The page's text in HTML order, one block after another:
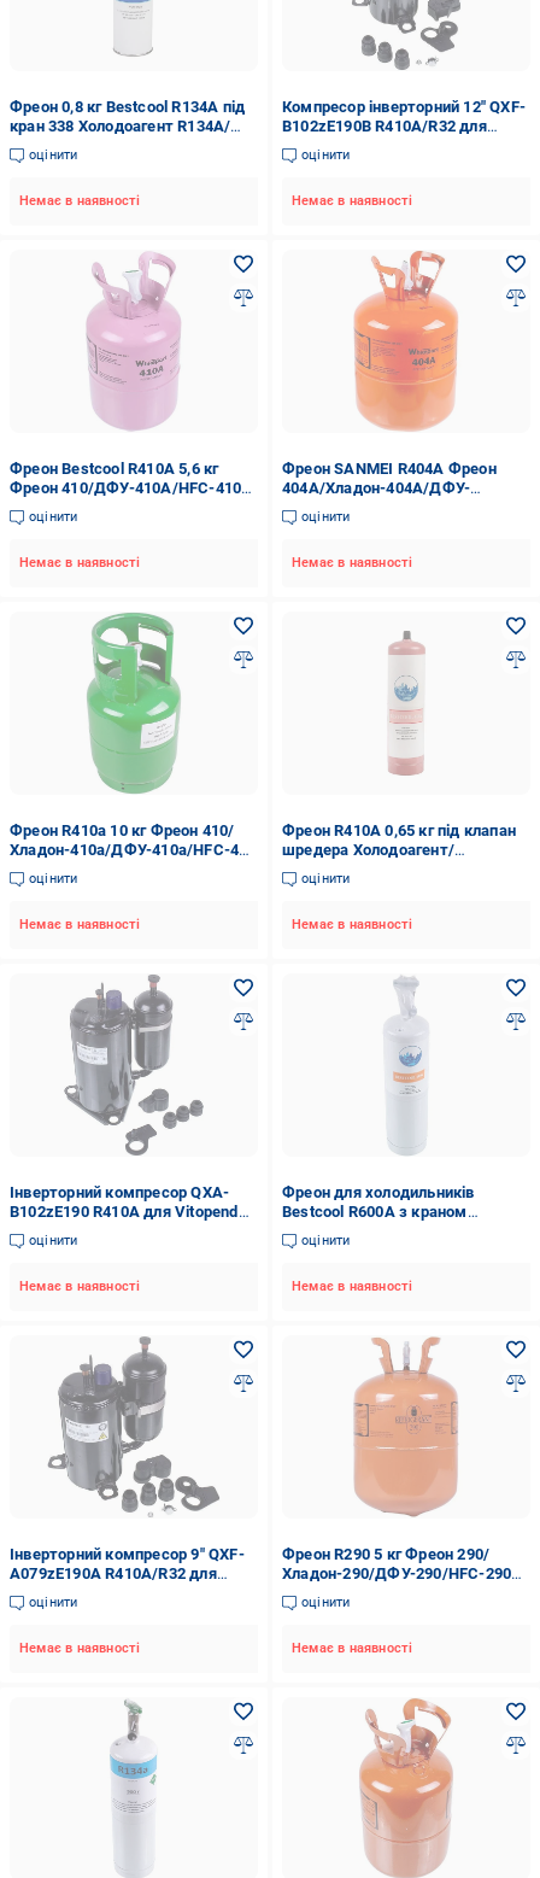
Фреон 0,8 кг Bestcool R134A під
кран 338 Холодоагент R134A/
Хладон-134A (00000043298)
оцінити
Немає в наявності
Компресор інверторний 12" QXF-
B102zE190B R410A/R32 для
кондиціонерів GREE
Cooper&Hunter (00000046599)
оцінити
Немає в наявності
Фреон Bestcool R410A 5,6 кг
Фреон 410/ДФУ-410A/HFC-410A
(00000044216)
оцінити
Немає в наявності
Фреон SANMEI R404А Фреон
404А/Хладон-404А/ДФУ-
R04А/HFC-404А 10,9 кг
(00000041552)
оцінити
Немає в наявності
Фреон R410a 10 кг Фреон 410/
Хладон-410a/ДФУ-410a/HFC-410
А (00000047760)
оцінити
Немає в наявності
Фреон R410А 0,65 кг під клапан
шредера Холодоагент/
Хладон-410А/ДФУ-410А
(00000043296)
оцінити
Немає в наявності
Інверторний компресор QXA-
B102zE190 R410A для Vitopend
100 WH0A/WH1B/WH1D
(00000046557)
оцінити
Немає в наявності
Фреон для холодильників
Bestcool R600A з краном
Хладон-600A/HFC-600A 0,42 кг
(00000044266)
оцінити
Немає в наявності
Інверторний компресор 9" QXF-
A079zE190A R410A/R32 для
Tronic Heat 3000/3500
(00000046597)
оцінити
Немає в наявності
Фреон R290 5 кг Фреон 290/
Хладон-290/ДФУ-290/HFC-290
(00000044417)
оцінити
Немає в наявності